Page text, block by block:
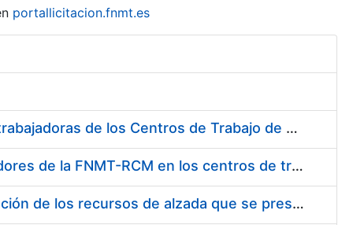
portallicitacion.fnmt.es
Suministro de Protectores Auditivos a medida para las personas trabajadoras de los Centros de Trabajo de Madrid y Burgos
Suministro de gafas graduadas antiproyecciones para los trabajadores de la FNMT-RCM en los centros de trabajo de Madrid y Burgos
Servicios de una empresa externa para el asesoramiento y resolución de los recursos de alzada que se presentan relacionados con procesos de selección para la FNMT-RCM